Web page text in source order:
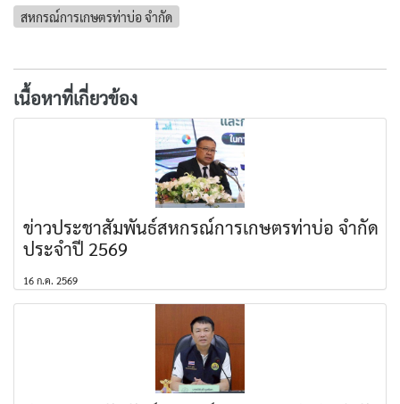
สหกรณ์การเกษตรท่าบ่อ จำกัด
เนื้อหาที่เกี่ยวข้อง
ข่าวประชาสัมพันธ์สหกรณ์การเกษตรท่าบ่อ จำกัด
ประจำปี 2569
16 ก.ค. 2569